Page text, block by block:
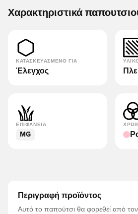
Χαρακτηριστικά
ΚΑΤΑΣΚΕΥΑΣΜΈΝΟ ΓΙΑ
Έλεγχος
ΕΠΙΦΆΝΕΙΑ
MG
Περιγραφή προϊόντος
Αυτό το παπούτσι θα φορεθεί από